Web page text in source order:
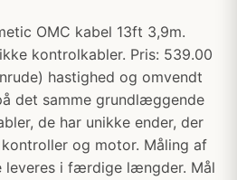
OMC kabel 13ft 3,9m.
kontrolkabler. Pris: 539.00
hastighed og omvendt
det samme grundlæggende
de har unikke ender, der
og motor. Måling af
leveres i færdige længder. Mål